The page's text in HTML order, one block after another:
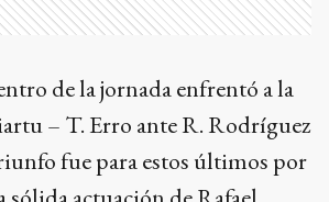
de la jornada enfrentó a la
– T. Erro ante R. Rodríguez
fue para estos últimos por